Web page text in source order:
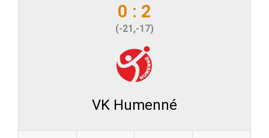
0 : 2
(-21,-17)
VK Humenné